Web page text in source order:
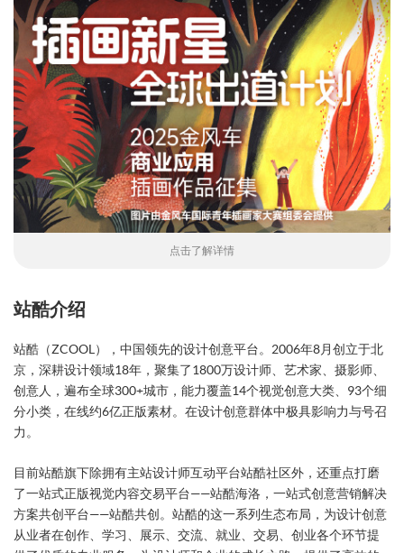
点击了解详情
站酷介绍
站酷（ZCOOL），中国领先的设计创意平台。2006年8月创立于北
京，深耕设计领域18年，聚集了1800万设计师、艺术家、摄影师、
创意人，遍布全球300+城市，能力覆盖14个视觉创意大类、93个细
分小类，在线约6亿正版素材。在设计创意群体中极具影响力与号召
力。
目前站酷旗下除拥有主站设计师互动平台站酷社区外，还重点打磨
了一站式正版视觉内容交易平台——站酷海洛，一站式创意营销解决
方案共创平台——站酷共创。站酷的这一系列生态布局，为设计创意
从业者在创作、学习、展示、交流、就业、交易、创业各个环节提